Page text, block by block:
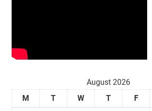
August 2026
M
T W T F